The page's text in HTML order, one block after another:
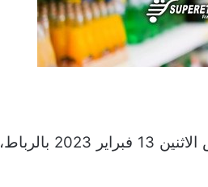
أشادت وزيرة العدل الليبية، حليمة إبراهيم عبد الرحمن، امس الاثنين 13 فبراير 2023 بالرباط،